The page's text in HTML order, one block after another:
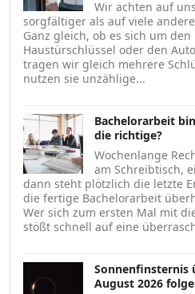
Wir achten auf
sorgfältiger als auf viele
Ganz gleich, ob es sich um
Haustürschlüssel oder den
tragen wir gleich mehrere
nutzen sie unzählige...
Bachelorarbeit
die richtige?
Wochenlange
am Schreibtisch,
dann steht plötzlich die letzte
die fertige Bachelorarbeit
Wer sich zum ersten Mal mit
stößt schnell auf eine
Sonnenfinsternis
August 2026